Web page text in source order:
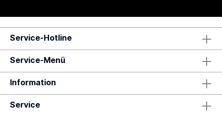
Service-Hotline
Service-Menü
Information
Service